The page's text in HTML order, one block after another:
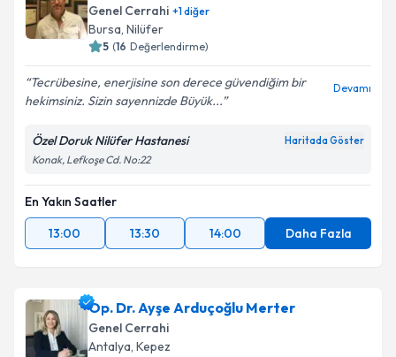
Genel Cerrahi +1diğer
Bursa, Nilüfer
5 (16 Değerlendirme)
Tecrübesine, enerjisine son derece güvendiğim bir
hekimsiniz. Sizin sayennizde Büyük...
Devamı
Özel Doruk Nilüfer Hastanesi Haritada Göster
Konak, Lefkoşe Cd. No:22
En Yakın Saatler
13:00
13:30 14:00 Daha Fazla
Op. Dr. Ayşe Arduçoğlu Merter
Genel Cerrahi
Antalya, Kepez